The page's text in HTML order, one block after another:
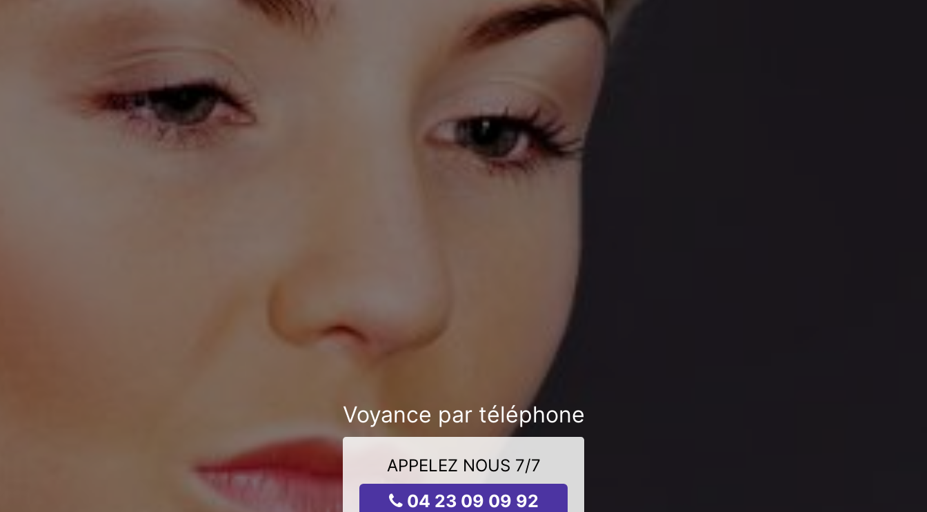
Voyance par téléphone
APPELEZ NOUS 7/7
04 23 09 09 92